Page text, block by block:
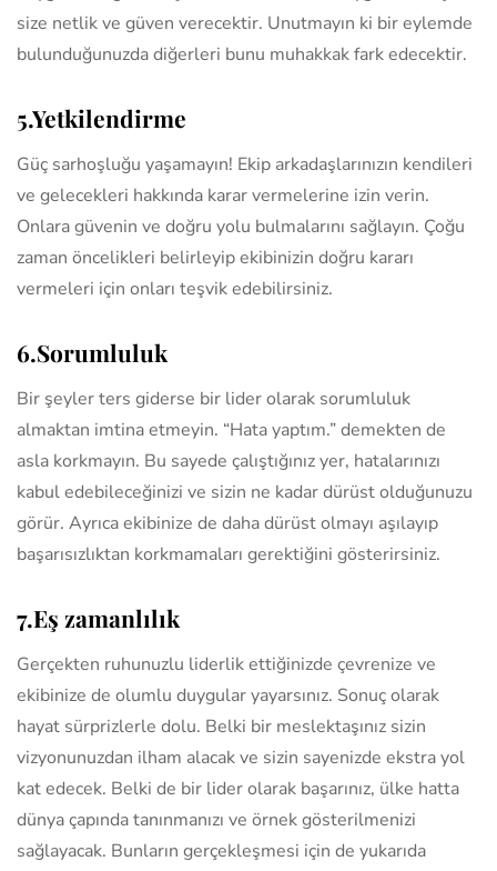
size netlik ve güven verecektir. Unutmayın ki bir eylemde
bulunduğunuzda diğerleri bunu muhakkak fark edecektir.
5.Yetkilendirme
Güç sarhoşluğu yaşamayın! Ekip arkadaşlarınızın kendileri
ve gelecekleri hakkında karar vermelerine izin verin.
Onlara güvenin ve doğru yolu bulmalarını sağlayın. Çoğu
zaman öncelikleri belirleyip ekibinizin doğru kararı
vermeleri için onları teşvik edebilirsiniz.
6.Sorumluluk
Bir şeyler ters giderse bir lider olarak sorumluluk
almaktan imtina etmeyin. “Hata yaptım.” demekten de
asla korkmayın. Bu sayede çalıştığınız yer, hatalarınızı
kabul edebileceğinizi ve sizin ne kadar dürüst olduğunuzu
görür. Ayrıca ekibinize de daha dürüst olmayı aşılayıp
başarısızlıktan korkmamaları gerektiğini gösterirsiniz.
7.Eş zamanlılık
Gerçekten ruhunuzlu liderlik ettiğinizde çevrenize ve
ekibinize de olumlu duygular yayarsınız. Sonuç olarak
hayat sürprizlerle dolu. Belki bir meslektaşınız sizin
vizyonunuzdan ilham alacak ve sizin sayenizde ekstra yol
kat edecek. Belki de bir lider olarak başarınız, ülke hatta
dünya çapında tanınmanızı ve örnek gösterilmenizi
sağlayacak. Bunların gerçekleşmesi için de yukarıda